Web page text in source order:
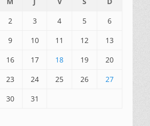
2 3 4 5
6
9 10 11 12
13
16 17 18 19
20
23 24 25 26
27
30 31